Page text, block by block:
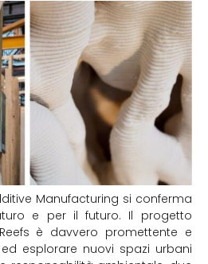
Manufacturing si conferma
e per il futuro. Il progetto
è davvero promettente e
esplorare nuovi spazi urbani